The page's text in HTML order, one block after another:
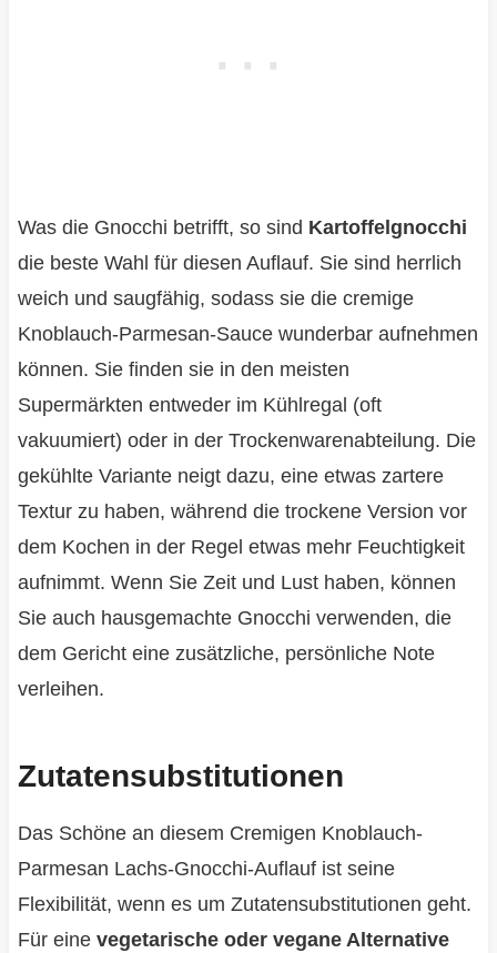
Was die Gnocchi betrifft, so sind Kartoffelgnocchi
die beste Wahl für diesen Auflauf. Sie sind herrlich
weich und saugfähig, sodass sie die cremige
Knoblauch-Parmesan-Sauce wunderbar aufnehmen
können. Sie finden sie in den meisten
Supermärkten entweder im Kühlregal (oft
vakuumiert) oder in der Trockenwarenabteilung. Die
gekühlte Variante neigt dazu, eine etwas zartere
Textur zu haben, während die trockene Version vor
dem Kochen in der Regel etwas mehr Feuchtigkeit
aufnimmt. Wenn Sie Zeit und Lust haben, können
Sie auch hausgemachte Gnocchi verwenden, die
dem Gericht eine zusätzliche, persönliche Note
verleihen.
Zutatensubstitutionen
Das Schöne an diesem Cremigen Knoblauch-
Parmesan Lachs-Gnocchi-Auflauf ist seine
Flexibilität, wenn es um Zutatensubstitutionen geht.
Für eine vegetarische oder vegane Alternative